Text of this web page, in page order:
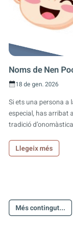
Noms de Nen
18 de gen. 2026
Si ets una persona a
especial, has arribat
tradició
Llegeix més
Més contingut...